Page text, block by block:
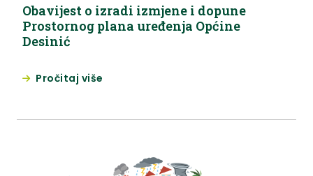
Obavijest o izradi izmjene i dopune
Prostornog plana uređenja Općine
Desinić
Pročitaj više